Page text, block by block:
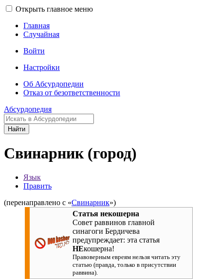
Открыть главное меню
Главная
Случайная
Войти
Настройки
Об Абсурдопедии
Отказ от безответственности
Абсурдопедия
Найти
Свинарник (город)
Язык
Править
(перенаправлено с «Свинарник»)
Статья некошерна
Совет раввинов главной
синагоги Бердичева
предупреждает: эта статья
НЕкошерна!
Правоверным евреям нельзя читать эту
статью (правда, только в присутствии
раввина).